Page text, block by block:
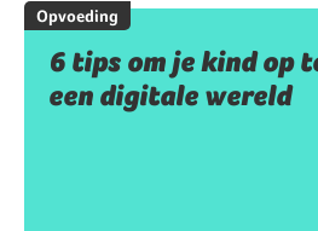
Opvoeding
6 tips om je kind op
een digitale wereld